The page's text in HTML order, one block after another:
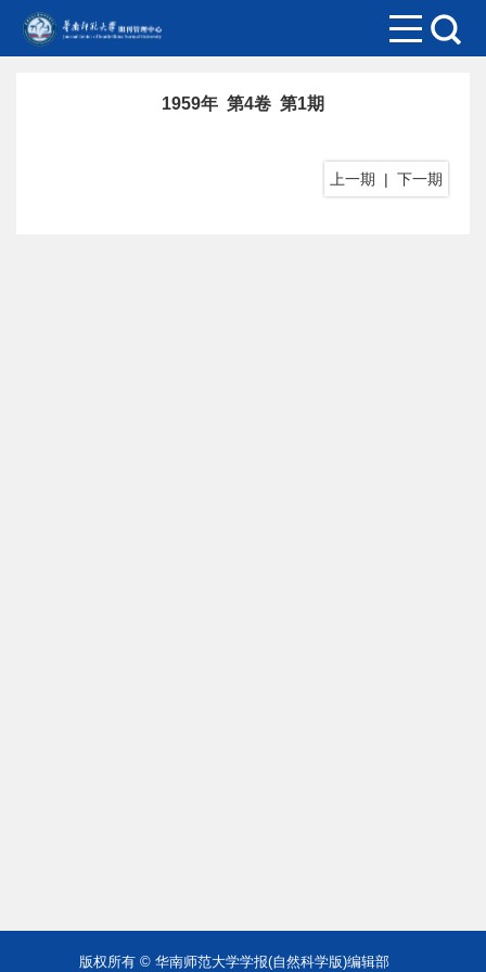
1959年 第4卷 第1期
上一期 | 下一期
版权所有 © 华南师范大学学报(自然科学版)编辑部